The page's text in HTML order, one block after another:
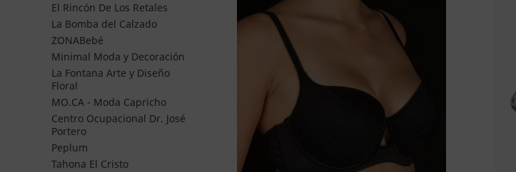
El Rincón De Los Retales
La Bomba del Calzado
ZONABebé
Minimal Moda y Decoración
La Fontana Arte y Diseño
Floral
MO.CA - Moda Capricho
Centro Ocupacional Dr. José
Portero
Peplum
Tahona El Cristo